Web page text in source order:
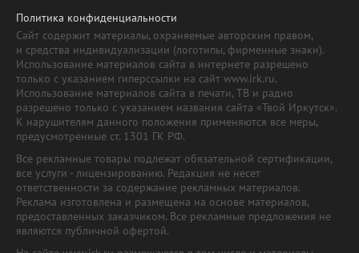
Политика конфиденциальности
Сайт содержит материалы, охраняемые авторским правом,
и средства индивидуализации (логотипы, фирменные знаки).
Использование материалов сайта в интернете разрешено
только с указанием гиперссылки на сайт www.irk.ru.
Использование материалов сайта в печати, ТВ и радио
разрешено только с указанием названия сайта «Твой Иркутск».
К нарушителям данного положения применяются все меры,
предусмотренные ст. 1301 ГК РФ.
Все рекламные товары подлежат обязательной сертификации,
все услуги - лицензированию. Редакция не несет
ответственности за содержание рекламных материалов.
Реклама изготовлена и размещена на основе материалов,
предоставленных заказчиком. Все рекламные предложения не
являются публичной офертой.